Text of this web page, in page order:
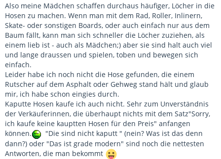
Also meine Mädchen schaffen durchaus häufiger, Löcher in die
Hosen zu machen. Wenn man mit dem Rad, Roller, Inlinern,
Skate- oder sonstigen Boards, oder auch einfach nur aus dem
Baum fällt, kann man sich schneller die Löcher zuziehen, als
einem lieb ist - auch als Mädchen;) aber sie sind halt auch viel
und lange draussen und spielen, toben und bewegen sich
einfach.
Leider habe ich noch nicht die Hose gefunden, die einem
Rutscher auf dem Asphalt oder Gehweg stand hält und glaub
mir, ich habe schon eingies durch.
Kaputte Hosen kaufe ich auch nicht. Sehr zum Unverständnis
der Verkäuferinnen, die überhaupt nichts mit dem Satz"Sorry,
ich kaufe keine kauptten Hosen für den Preis" anfangen
können.
"Die sind nicht kaputt " (nein? Was ist das denn
dann?) oder "Das ist grade modern" sind noch die nettesten
Antworten, die man bekommt